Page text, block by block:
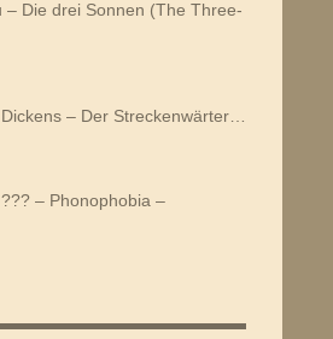
– Die drei Sonnen (The Three-
– Der Streckenwärter…
– Phonophobia –